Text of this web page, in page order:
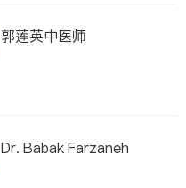
郭莲英中医师
Dr. Babak Farzaneh